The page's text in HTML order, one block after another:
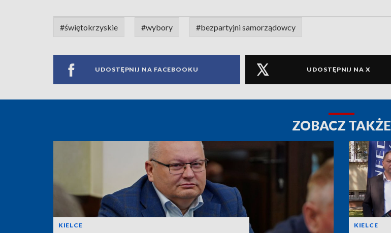
#świętokrzyskie #wybory #bezpartyjni samorządowcy
UDOSTĘPNIJ NA FACEBOOKU UDOSTĘPNIJ NA X
ZOBACZ TAKŻE
KIELCE KIELCE